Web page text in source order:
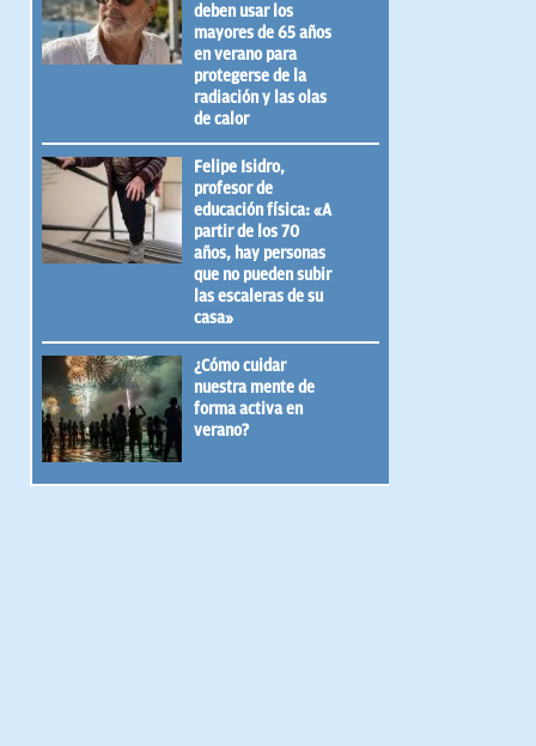
deben usar los
mayores de 65 años
en verano para
protegerse de la
radiación y las olas
de calor
Felipe Isidro,
profesor de
educación física: «A
partir de los 70
años, hay personas
que no pueden subir
las escaleras de su
casa»
¿Cómo cuidar
nuestra mente de
forma activa en
verano?